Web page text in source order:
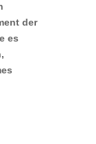
der
es